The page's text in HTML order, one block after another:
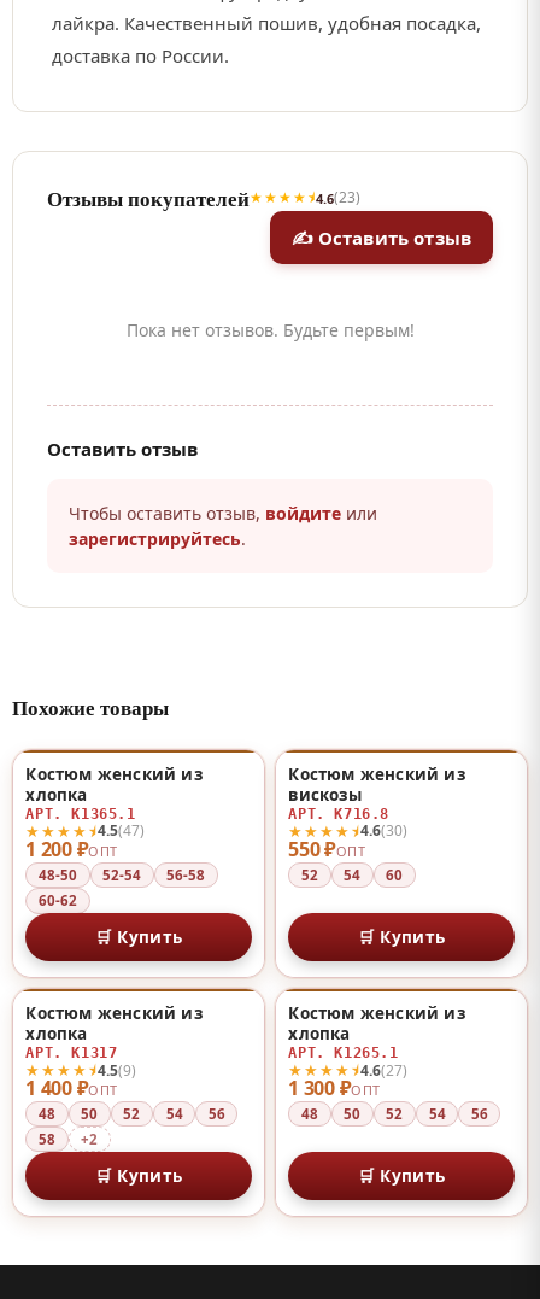
лайкра. Качественный пошив, удобная посадка,
доставка по России.
Отзывы покупателей★★★★⯨4.6(23)
✍ Оставить отзыв
Пока нет отзывов. Будьте первым!
Оставить отзыв
Чтобы оставить отзыв, войдите или
зарегистрируйтесь.
Похожие товары
1 200 ₽ОПТ
★★★★⯨4.5(47)
Костюм женский из
хлопка
АРТ. К1365.1
48-50 52-54
56-58
60-62
🛒 Купить
550 ₽ОПТ
★★★★⯨4.6(30)
Костюм женский из
вискозы
АРТ. К716.8
52 54 60
🛒 Купить
1 400 ₽ОПТ
★★★★⯨4.5(9)
Костюм женский из
хлопка
АРТ. К1317
48 50 52 54
56
58
+2
🛒 Купить
1 300 ₽ОПТ
★★★★⯨4.6(27)
Костюм женский из
хлопка
АРТ. К1265.1
48 50 52 54 56
🛒 Купить